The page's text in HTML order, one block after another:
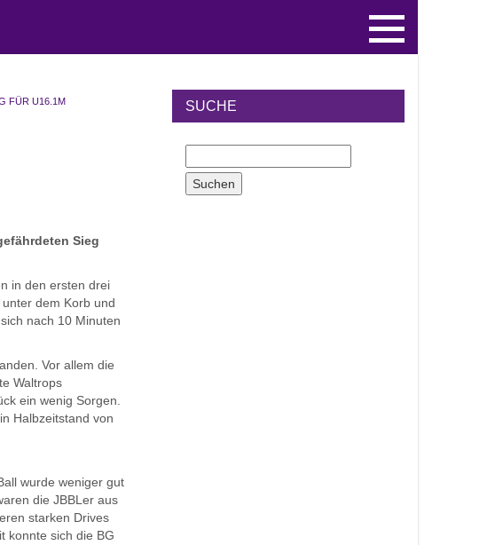
FÜR U16.1M
Sieg
in den ersten drei
dem Korb und
nach 10 Minuten
Vor allem die
Waltrops
ein wenig Sorgen.
Halbzeitstand von
wurde weniger gut
die JBBLer aus
starken Drives
konnte sich die BG
SUCHE